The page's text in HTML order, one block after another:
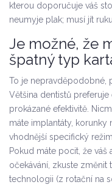
kterou doporučuje váš
neumyje plak; musí jít
Je možné, že
špatný typ
To je nepravděpodobné,
Většina dentistů
prokázané efektivitě.
máte implantáty,
vhodnější specifický
Pokud máte pocit, že váš
očekávání, zkuste
technologii (z rotační na